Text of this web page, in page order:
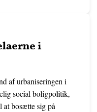
i
af urbaniseringen i
social boligpolitik,
at bosætte sig på